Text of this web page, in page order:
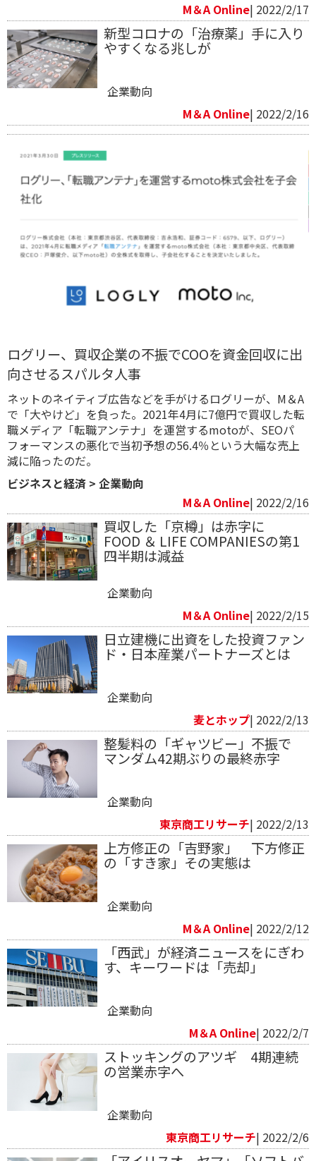
M＆A Online| 2022/2/17
新型コロナの「治療薬」手に入り
やすくなる兆しが
企業動向
M＆A Online| 2022/2/16
ログリー、買収企業の不振でCOOを資金回収に出
向させるスパルタ人事
ネットのネイティブ広告などを手がけるログリーが、M＆A
で「大やけど」を負った。2021年4月に7億円で買収した転
職メディア「転職アンテナ」を運営するmotoが、SEOパ
フォーマンスの悪化で当初予想の56.4％という大幅な売上
減に陥ったのだ。
ビジネスと経済 > 企業動向
M＆A Online| 2022/2/16
買収した「京樽」は赤字に
FOOD ＆ LIFE COMPANIESの第1
四半期は減益
企業動向
M＆A Online| 2022/2/15
日立建機に出資をした投資ファン
ド・日本産業パートナーズとは
企業動向
麦とホップ| 2022/2/13
整髪料の「ギャツビー」不振で
マンダム42期ぶりの最終赤字
企業動向
東京商工リサーチ| 2022/2/13
上方修正の「吉野家」 下方修正
の「すき家」その実態は
企業動向
M＆A Online| 2022/2/12
「西武」が経済ニュースをにぎわ
す、キーワードは「売却」
企業動向
M＆A Online| 2022/2/7
ストッキングのアツギ 4期連続
の営業赤字へ
企業動向
東京商工リサーチ| 2022/2/6